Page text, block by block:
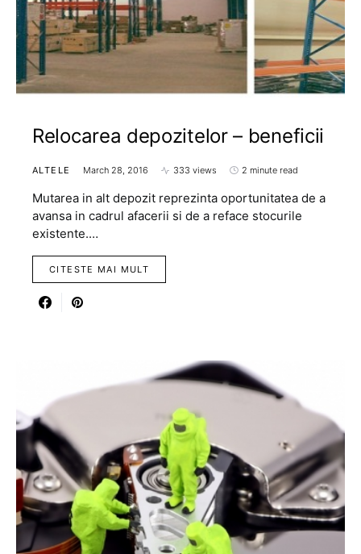
Relocarea depozitelor – beneficii
ALTELE March 28, 2016 333 views 2 minute read
Mutarea in alt depozit reprezinta oportunitatea de a
avansa in cadrul afacerii si de a reface stocurile
existente.…
CITESTE MAI MULT